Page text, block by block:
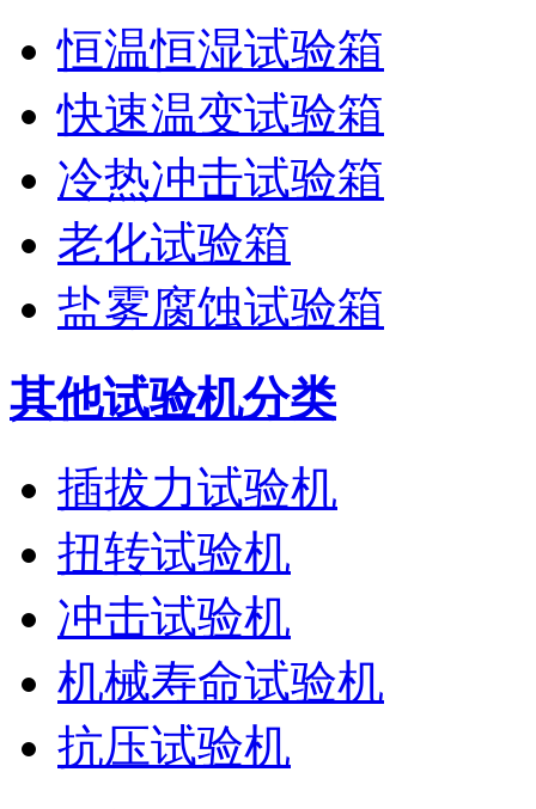
恒温恒湿试验箱
快速温变试验箱
冷热冲击试验箱
老化试验箱
盐雾腐蚀试验箱
其他试验机分类
插拔力试验机
扭转试验机
冲击试验机
机械寿命试验机
抗压试验机